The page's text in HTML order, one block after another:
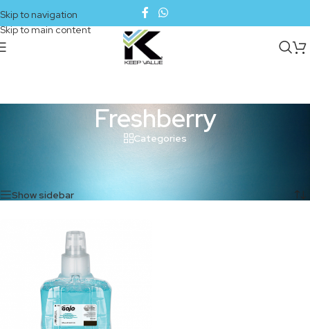
Skip to navigation
Skip to main content
Freshberry
Categories
Productos etiquetados “Freshberry”
Show sidebar